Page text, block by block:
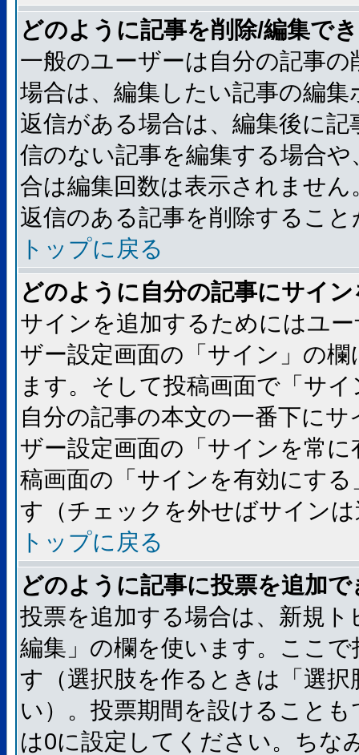
どのように記事を削除/編集で
一般のユーザーは自分の記事
場合は、編集したい記事の編
返信がある場合は、編集後に
信のない記事を編集する場合
合は編集回数は表示されませ
返信のある記事を削除するこ
トップに戻る
どのように自分の記事にサイ
サインを追加するためにはユ
ザー設定画面の「サイン」の
ます。そして投稿画面で「サ
自分の記事の本文の一番下に
ザー設定画面の「サインを常
稿画面の「サインを有効にす
す（チェックを外せばサイン
トップに戻る
どのように記事に投票を追加
投票を追加する場合は、新規
編集」の欄を使います。ここ
す（選択肢を作るときは「選
い）。投票期間を設けること
は0に設定してください。ちな